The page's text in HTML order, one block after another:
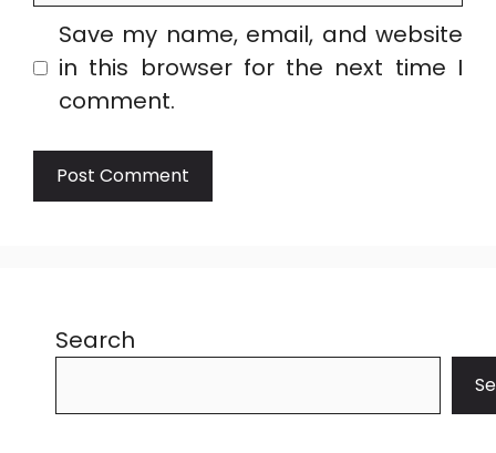
Save my name, email, and website
in this browser for the next time I
comment.
Search